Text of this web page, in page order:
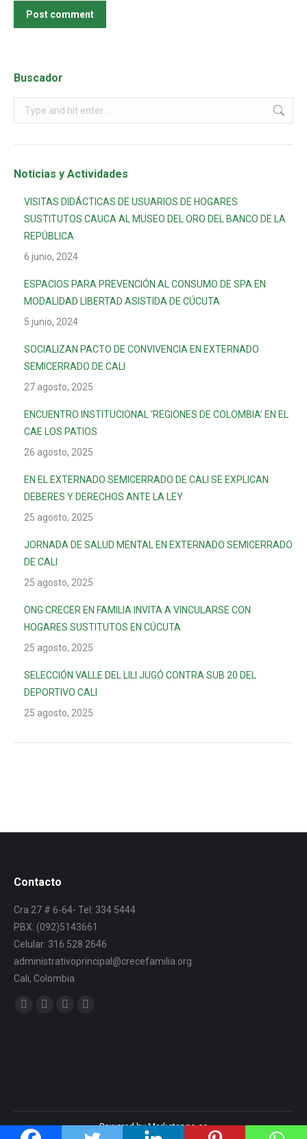
Post comment
Buscador
Noticias y Actividades
VISITAS DIDÁCTICAS DE USUARIOS DE HOGARES
SUSTITUTOS CAUCA AL MUSEO DEL ORO DEL BANCO DE LA
REPÚBLICA
6 junio, 2024
ESPACIOS PARA PREVENCIÓN AL CONSUMO DE SPA EN
MODALIDAD LIBERTAD ASISTIDA DE CÚCUTA
5 junio, 2024
SOCIALIZAN PACTO DE CONVIVENCIA EN EXTERNADO
SEMICERRADO DE CALI
27 agosto, 2025
ENCUENTRO INSTITUCIONAL ‘REGIONES DE COLOMBIA’ EN EL
CAE LOS PATIOS
26 agosto, 2025
EN EL EXTERNADO SEMICERRADO DE CALI SE EXPLICAN
DEBERES Y DERECHOS ANTE LA LEY
25 agosto, 2025
JORNADA DE SALUD MENTAL EN EXTERNADO SEMICERRADO
DE CALI
25 agosto, 2025
ONG CRECER EN FAMILIA INVITA A VINCULARSE CON
HOGARES SUSTITUTOS EN CÚCUTA
25 agosto, 2025
SELECCIÓN VALLE DEL LILI JUGÓ CONTRA SUB 20 DEL
DEPORTIVO CALI
25 agosto, 2025
Contacto
Cra 27 # 6-64- Tel: 334 5444
PBX: (092)5143661
Celular: 316 528 2646
administrativoprincipal@crecefamilia.org
Cali, Colombia
Find us on:
Powered by Marketango.co